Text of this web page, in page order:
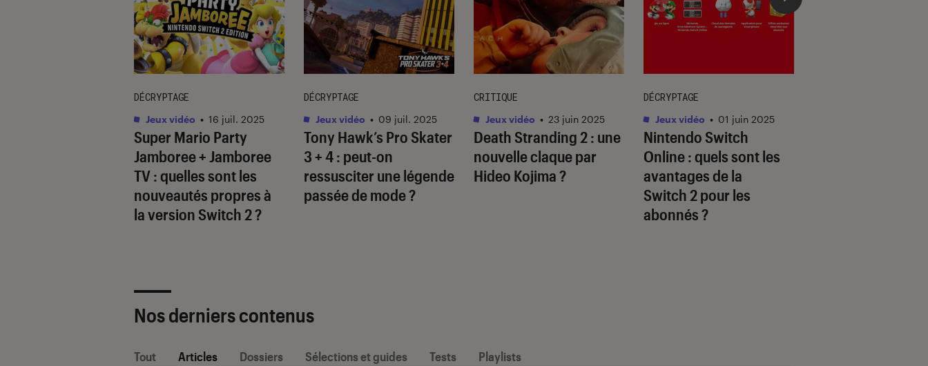
Super Mario Party
Jamboree + Jamboree
TV: quelles sont les
nouveautés propres à
la version Switch 2 ?
DÉCRYPTAGE
Jeux vidéo • 16 juil. 2025
Tony Hawk’s Pro Skater
3 + 4: peut-on
ressusciter une légende
passée de mode ?
DÉCRYPTAGE
Jeux vidéo • 09 juil. 2025
Death Stranding 2: une
nouvelle claque par
Hideo Kojima ?
CRITIQUE
Jeux vidéo • 23 juin 2025
Nintendo Switch
Online : quels sont les
avantages de la
Switch 2 pour les
abonnés ?
DÉCRYPTAGE
Jeux vidéo • 01 juin 2025
Nos derniers contenus
Tout Articles Dossiers Sélections et guides Tests Playlists